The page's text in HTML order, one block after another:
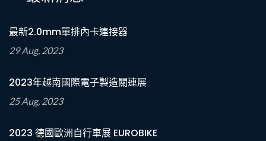
最新2.0mm單排內卡連接器
29 Aug, 2023
2023年越南國際電子製造關連展
25 Aug, 2023
2023 德國歐洲自行車展 EUROBIKE